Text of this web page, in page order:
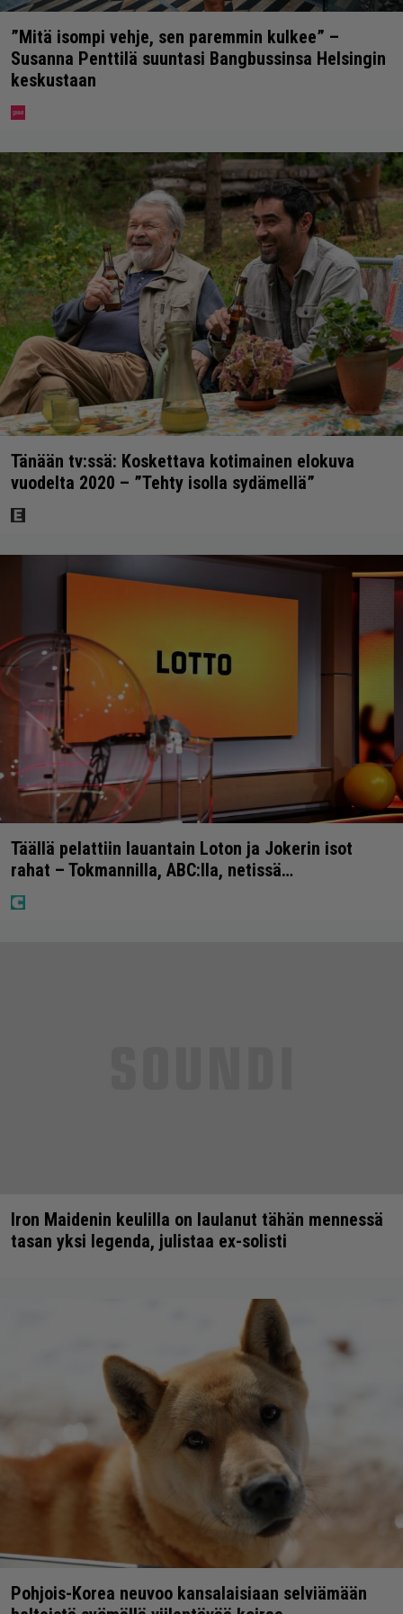
”Mitä isompi vehje, sen paremmin kulkee” –
Susanna Penttilä suuntasi Bangbussinsa Helsingin
keskustaan
Tänään tv:ssä: Koskettava kotimainen elokuva
vuodelta 2020 – ”Tehty isolla sydämellä”
Täällä pelattiin lauantain Loton ja Jokerin isot
rahat – Tokmannilla, ABC:lla, netissä…
Iron Maidenin keulilla on laulanut tähän mennessä
tasan yksi legenda, julistaa ex-solisti
Pohjois-Korea neuvoo kansalaisiaan selviämään